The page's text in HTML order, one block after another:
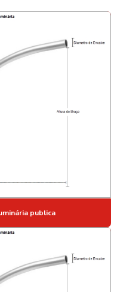
publica